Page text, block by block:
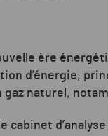
ère
d’énergie,
naturel,
cabinet